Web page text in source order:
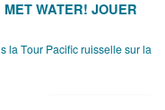
WATER! JOUER
la Tour Pacific ruisselle sur la